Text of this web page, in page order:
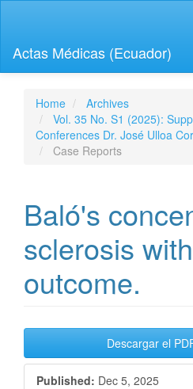
page
content
Navigation
Main
Content
Sidebar
Actas Médicas (Ecuador)
Home
Archives
Vol. 35 No. S1 (2025):
Conferences Dr. José Ulloa
Case Reports
Baló's
sclerosis
outcome.
Article
Sidebar
Descargar el
Published: Dec 5, 2025